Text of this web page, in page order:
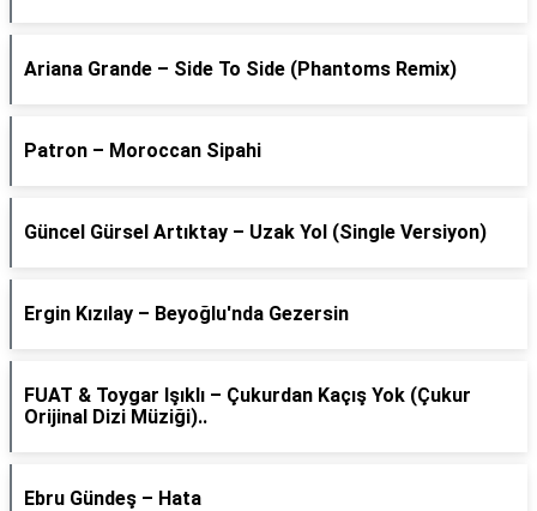
Ariana Grande – Side To Side (Phantoms Remix)
Patron – Moroccan Sipahi
Güncel Gürsel Artıktay – Uzak Yol (Single Versiyon)
Ergin Kızılay – Beyoğlu'nda Gezersin
FUAT & Toygar Işıklı – Çukurdan Kaçış Yok (Çukur
Orijinal Dizi Müziği)..
Ebru Gündeş – Hata